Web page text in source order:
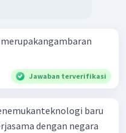
Jawaban terverifikasi
baru
dengan negara